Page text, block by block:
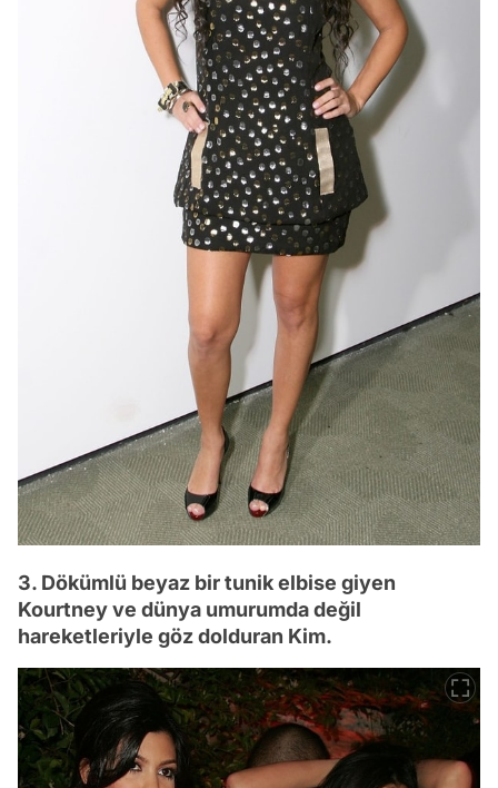
3. Dökümlü beyaz bir tunik elbise giyen
Kourtney ve dünya umurumda değil
hareketleriyle göz dolduran Kim.